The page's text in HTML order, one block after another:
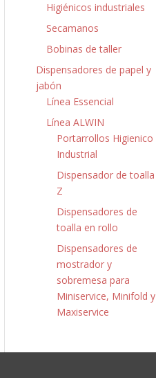
Higiénicos industriales
Secamanos
Bobinas de taller
Dispensadores de papel y
jabón
Línea Essencial
Línea ALWIN
Portarrollos Higienico
Industrial
Dispensador de toalla
Z
Dispensadores de
toalla en rollo
Dispensadores de
mostrador y
sobremesa para
Miniservice, Minifold y
Maxiservice